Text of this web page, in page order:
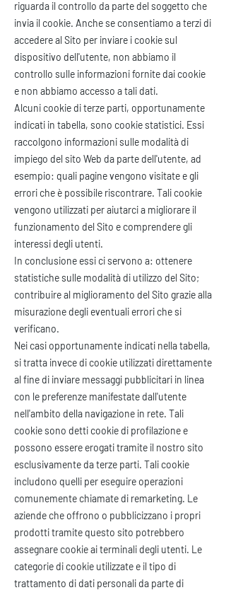
riguarda il controllo da parte del soggetto che
invia il cookie. Anche se consentiamo a terzi di
accedere al Sito per inviare i cookie sul
dispositivo dell'utente, non abbiamo il
controllo sulle informazioni fornite dai cookie
e non abbiamo accesso a tali dati.
Alcuni cookie di terze parti, opportunamente
indicati in tabella, sono cookie statistici. Essi
raccolgono informazioni sulle modalità di
impiego del sito Web da parte dell'utente, ad
esempio: quali pagine vengono visitate e gli
errori che è possibile riscontrare. Tali cookie
vengono utilizzati per aiutarci a migliorare il
funzionamento del Sito e comprendere gli
interessi degli utenti.
In conclusione essi ci servono a: ottenere
statistiche sulle modalità di utilizzo del Sito;
contribuire al miglioramento del Sito grazie alla
misurazione degli eventuali errori che si
verificano.
Nei casi opportunamente indicati nella tabella,
si tratta invece di cookie utilizzati direttamente
al fine di inviare messaggi pubblicitari in linea
con le preferenze manifestate dall'utente
nell'ambito della navigazione in rete. Tali
cookie sono detti cookie di profilazione e
possono essere erogati tramite il nostro sito
esclusivamente da terze parti. Tali cookie
includono quelli per eseguire operazioni
comunemente chiamate di remarketing. Le
aziende che offrono o pubblicizzano i propri
prodotti tramite questo sito potrebbero
assegnare cookie ai terminali degli utenti. Le
categorie di cookie utilizzate e il tipo di
trattamento di dati personali da parte di